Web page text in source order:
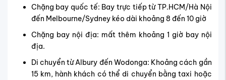
Chặng bay quốc tế: Bay trực tiếp từ TP.HCM/Hà Nội
đến Melbourne/Sydney kéo dài khoảng 8 đến 10 giờ
Chặng bay nội địa: mất thêm khoảng 1 giờ bay nội
địa.
Di chuyển từ Albury đến Wodonga: Khoảng cách gần
15 km, hành khách có thể di chuyển bằng taxi hoặc